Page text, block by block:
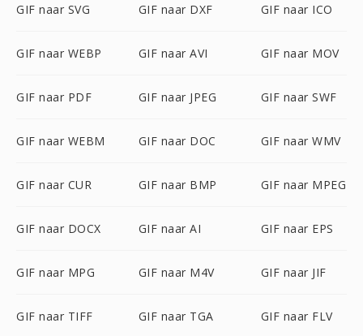
GIF naar SVG GIF naar DXF GIF naar ICO
GIF naar WEBP GIF naar AVI GIF naar MOV
GIF naar PDF GIF naar JPEG GIF naar SWF
GIF naar WEBM GIF naar DOC GIF naar WMV
GIF naar CUR GIF naar BMP GIF naar MPEG
GIF naar DOCX GIF naar AI GIF naar EPS
GIF naar MPG GIF naar M4V GIF naar JIF
GIF naar TIFF GIF naar TGA GIF naar FLV